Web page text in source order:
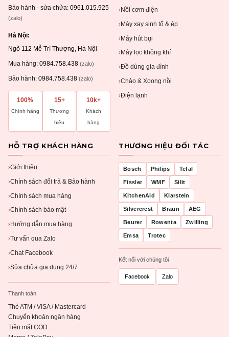
Bảo hành - sửa chữa: 0961.015.925
(zalo)
Hà Nội:
Ngõ 112 Mễ Trì Thượng, Hà Nội
Mua hàng: 0984.758.438 (zalo)
Bảo hành: 0984.758.438 (zalo)
100%
Chính hãng
15+
Thương
hiệu
10k+
Khách
hàng
› Nồi cơm điện
›Máy xay sinh tố & ép
›Máy hút bụi
› Máy lọc không khí
›Đồ dùng gia đình
›Chảo & Xoong nồi
›Điện lạnh
HỖ TRỢ KHÁCH HÀNG
›Giới thiệu
›Chính sách đổi trả & Bảo hành
›Chính sách mua hàng
›Chính sách bảo mật
› Hướng dẫn mua hàng
›Tư vấn qua Zalo
›Chat Facebook
›Sửa chữa gia dụng 24/7
Thanh toán
Thẻ ATM / VISA / Mastercard
Chuyển khoản ngân hàng
Tiền mặt COD
THƯƠNG HIỆU ĐỐI TÁC
Bosch Philips Tefal
Fissler WMF Silit
KitchenAid Klarstein
Silvercrest Braun AEG
Beurer Rowenta Zwilling
Emsa Trotec
Kết nối với chúng tôi
Facebook Zalo